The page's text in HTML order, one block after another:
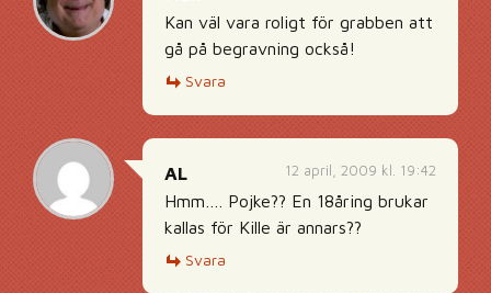
Kan väl vara roligt för grabben att
gå på begravning också!
Svara
12 april, 2009 kl. 19:42
AL
Hmm…. Pojke?? En 18åring brukar
kallas för Kille är annars??
Svara